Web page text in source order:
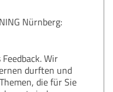
Nürnberg:
Wir
durften und
die für Sie